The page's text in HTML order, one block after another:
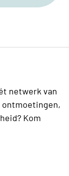
netwerk van
Kom